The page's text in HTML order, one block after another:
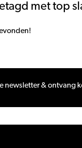
met top
newsletter & ontvang